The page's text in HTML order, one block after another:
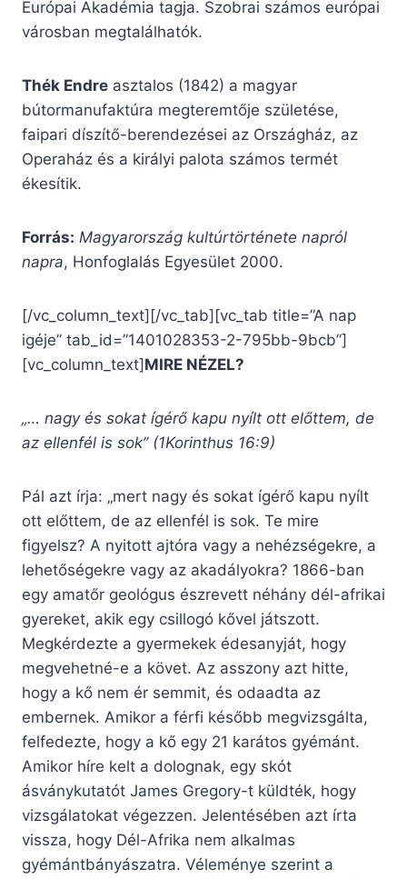
Európai Akadémia tagja. Szobrai számos európai
városban megtalálhatók.
Thék Endre asztalos (1842) a magyar
bútormanufaktúra megteremtője születése,
faipari díszítő-berendezései az Országház, az
Operaház és a királyi palota számos termét
ékesítik.
Forrás: Magyarország kultúrtörténete napról
napra, Honfoglalás Egyesület 2000.
[/vc_column_text][/vc_tab][vc_tab title=”A nap
igéje” tab_id=”1401028353-2-795bb-9bcb”]
[vc_column_text] MIRE NÉZEL?
„… nagy és sokat ígérő kapu nyílt ott előttem, de
az ellenfél is sok” (1Korinthus 16:9)
Pál azt írja: „mert nagy és sokat ígérő kapu nyílt
ott előttem, de az ellenfél is sok. Te mire
figyelsz? A nyitott ajtóra vagy a nehézségekre, a
lehetőségekre vagy az akadályokra? 1866-ban
egy amatőr geológus észrevett néhány dél-afrikai
gyereket, akik egy csillogó kővel játszott.
Megkérdezte a gyermekek édesanyját, hogy
megvehetné-e a követ. Az asszony azt hitte,
hogy a kő nem ér semmit, és odaadta az
embernek. Amikor a férfi később megvizsgálta,
felfedezte, hogy a kő egy 21 karátos gyémánt.
Amikor híre kelt a dolognak, egy skót
ásványkutatót James Gregory-t küldték, hogy
vizsgálatokat végezzen. Jelentésében azt írta
vissza, hogy Dél-Afrika nem alkalmas
gyémántbányászatra. Véleménye szerint a